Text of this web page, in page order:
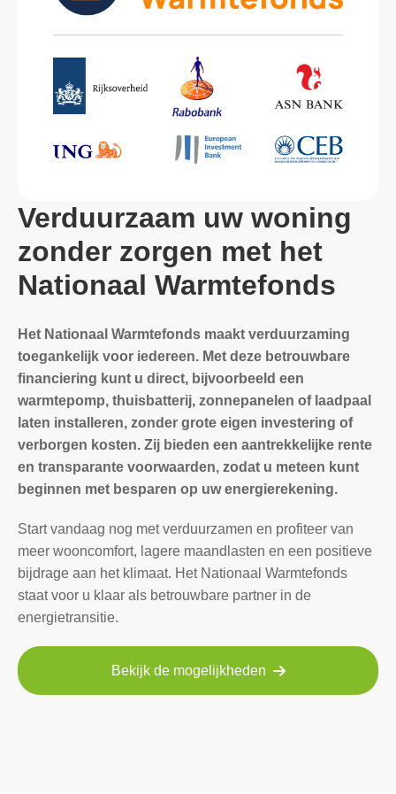
Verduurzaam uw woning
zonder zorgen met het
Nationaal Warmtefonds
Het Nationaal Warmtefonds maakt verduurzaming
toegankelijk voor iedereen. Met deze betrouwbare
financiering kunt u direct, bijvoorbeeld een
warmtepomp, thuisbatterij, zonnepanelen of laadpaal
laten installeren, zonder grote eigen investering of
verborgen kosten. Zij bieden een aantrekkelijke rente
en transparante voorwaarden, zodat u meteen kunt
beginnen met besparen op uw energierekening.
Start vandaag nog met verduurzamen en profiteer van
meer wooncomfort, lagere maandlasten en een positieve
bijdrage aan het klimaat. Het Nationaal Warmtefonds
staat voor u klaar als betrouwbare partner in de
energietransitie.
Bekijk de mogelijkheden